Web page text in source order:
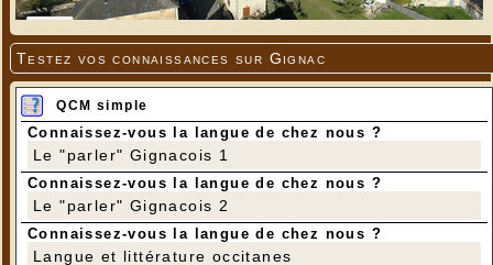
Testez vos connaissances sur Gignac
QCM simple
Connaissez-vous la langue de chez nous ?
Le "parler" Gignacois 1
Connaissez-vous la langue de chez nous ?
Le "parler" Gignacois 2
Connaissez-vous la langue de chez nous ?
Langue et littérature occitanes